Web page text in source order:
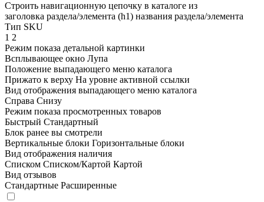
Строить навигационную цепочку в каталоге из
заголовка раздела/элемента (h1) названия раздела/элемента
Тип SKU
1 2
Режим показа детальной картинки
Всплывающее окно Лупа
Положение выпадающего меню каталога
Прижато к верху На уровне активной ссылки
Вид отображения выпадающего меню каталога
Справа Снизу
Режим показа просмотренных товаров
Быстрый Стандартный
Блок ранее вы смотрели
Вертикальные блоки Горизонтальные блоки
Вид отображения наличия
Списком Списком/Картой Картой
Вид отзывов
Стандартные Расширенные